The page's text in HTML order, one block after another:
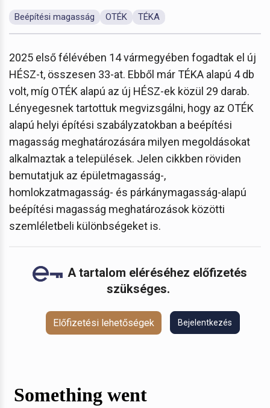
Beépítési magasság OTÉK TÉKA
2025 első félévében 14 vármegyében fogadtak el új
HÉSZ-t, összesen 33-at. Ebből már TÉKA alapú 4 db
volt, míg OTÉK alapú az új HÉSZ-ek közül 29 darab.
Lényegesnek tartottuk megvizsgálni, hogy az OTÉK
alapú helyi építési szabályzatokban a beépítési
magasság meghatározására milyen megoldásokat
alkalmaztak a települések. Jelen cikkben röviden
bemutatjuk az épületmagasság-,
homlokzatmagasság- és párkánymagasság-alapú
beépítési magasság meghatározások közötti
szemléletbeli különbségeket is.
A tartalom eléréséhez előfizetés
szükséges.
Előfizetési lehetőségek Bejelentkezés